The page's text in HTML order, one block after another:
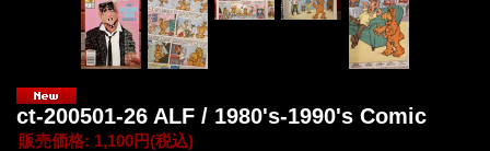
ct-200501-26 ALF / 1980's-1990's Comic
販売価格: 1,100円(税込)